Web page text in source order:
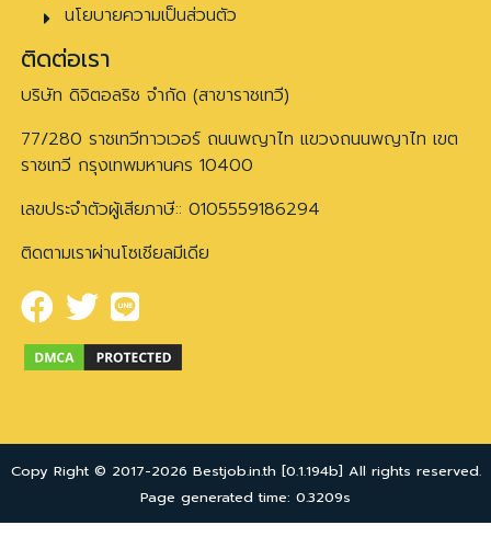
นโยบายความเป็นส่วนตัว
ติดต่อเรา
บริษัท ดิจิตอลริช จำกัด (สาขาราชเทวี)
77/280 ราชเทวีทาวเวอร์ ถนนพญาไท แขวงถนนพญาไท เขต
ราชเทวี กรุงเทพมหานคร 10400
เลขประจำตัวผู้เสียภาษี:: 0105559186294
ติดตามเราผ่านโซเชียลมีเดีย
Copy Right © 2017-2026 Bestjob.in.th [0.1.194b] All rights reserved.
Page generated time: 0.3209s